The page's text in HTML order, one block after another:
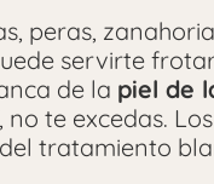
peras,
servirte
de la piel de
no te excedas.
tratamiento